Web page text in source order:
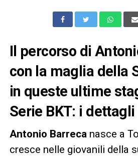
Il percorso di
con la maglia della
in queste ultime
Serie BKT: i dettagli
Antonio Barreca nasce a
cresce nelle giovanili della